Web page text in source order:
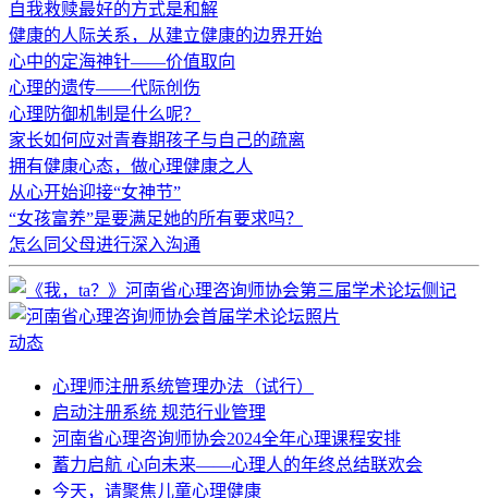
自我救赎最好的方式是和解
健康的人际关系，从建立健康的边界开始
心中的定海神针——价值取向
心理的遗传——代际创伤
心理防御机制是什么呢？
家长如何应对青春期孩子与自己的疏离
拥有健康心态，做心理健康之人
从心开始迎接“女神节”
“女孩富养”是要满足她的所有要求吗？
怎么同父母进行深入沟通
动态
心理师注册系统管理办法（试行）
启动注册系统 规范行业管理
河南省心理咨询师协会2024全年心理课程安排
蓄力启航 心向未来——心理人的年终总结联欢会
今天，请聚焦儿童心理健康